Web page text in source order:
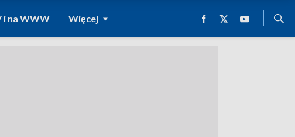
i na WWW Więcej